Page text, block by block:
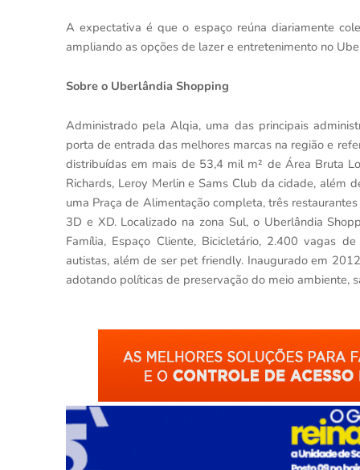
A expectativa é que o espaço reúna diariamente
ampliando as opções de lazer e entretenimento no
Sobre o Uberlândia Shopping
Administrado pela Alqia, uma das principais
porta de entrada das melhores marcas na região e
distribuídas em mais de 53,4 mil m² de Área Bruta
Richards, Leroy Merlin e Sams Club da cidade, além
uma Praça de Alimentação completa, três
3D e XD. Localizado na zona Sul, o Uberlândia
Família, Espaço Cliente, Bicicletário, 2.400 vagas
autistas, além de ser pet friendly. Inaugurado em
adotando políticas de preservação do meio ambiente,